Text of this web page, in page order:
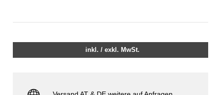
inkl. / exkl. MwSt.